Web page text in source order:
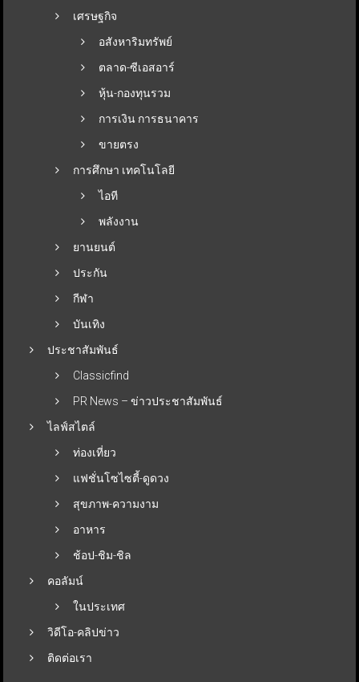
เศรษฐกิจ
อสังหาริมทรัพย์
ตลาด-ซีเอสอาร์
หุ้น-กองทุนรวม
การเงิน การธนาคาร
ขายตรง
การศึกษา เทคโนโลยี
ไอที
พลังงาน
ยานยนต์
ประกัน
กีฬา
บันเทิง
ประชาสัมพันธ์
Classicfind
PR News – ข่าวประชาสัมพันธ์
ไลฟ์สไตล์
ท่องเที่ยว
แฟชั่นโซไซตี้-ดูดวง
สุขภาพ-ความงาม
อาหาร
ช้อป-ชิม-ชิล
คอลัมน์
ในประเทศ
วิดีโอ-คลิปข่าว
ติดต่อเรา